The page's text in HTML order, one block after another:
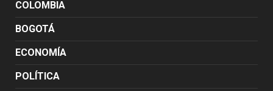
COLOMBIA
BOGOTÁ
ECONOMÍA
POLÍTICA